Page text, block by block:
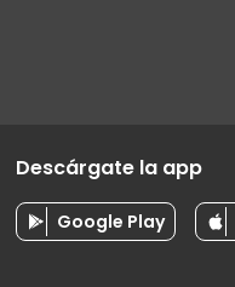
Descárgate la app
Google Play